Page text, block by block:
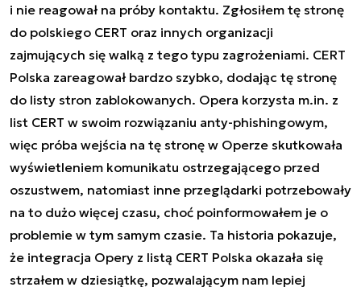
i nie reagował na próby kontaktu. Zgłosiłem tę stronę
do polskiego CERT oraz innych organizacji
zajmujących się walką z tego typu zagrożeniami. CERT
Polska zareagował bardzo szybko, dodając tę stronę
do listy stron zablokowanych. Opera korzysta m.in. z
list CERT w swoim rozwiązaniu anty-phishingowym,
więc próba wejścia na tę stronę w Operze skutkowała
wyświetleniem komunikatu ostrzegającego przed
oszustwem, natomiast inne przeglądarki potrzebowały
na to dużo więcej czasu, choć poinformowałem je o
problemie w tym samym czasie. Ta historia pokazuje,
że integracja Opery z listą CERT Polska okazała się
strzałem w dziesiątkę, pozwalającym nam lepiej